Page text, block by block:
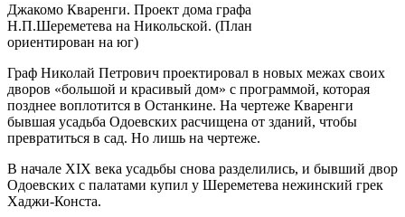
Джакомо Кваренги. Проект дома графа
Н.П.Шереметева на Никольской. (План
ориентирован на юг)
Граф Николай Петрович проектировал в новых межах своих
дворов «большой и красивый дом» с программой, которая
позднее воплотится в Останкине. На чертеже Кваренги
бывшая усадьба Одоевских расчищена от зданий, чтобы
превратиться в сад. Но лишь на чертеже.
В начале XIX века усадьбы снова разделились, и бывший двор
Одоевских с палатами купил у Шереметева нежинский грек
Хаджи-Конста.